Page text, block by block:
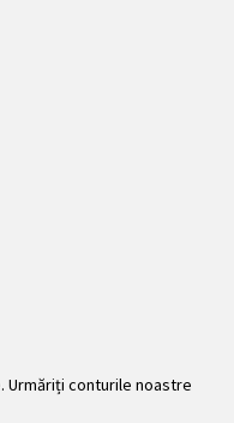
Urmăriți conturile noastre